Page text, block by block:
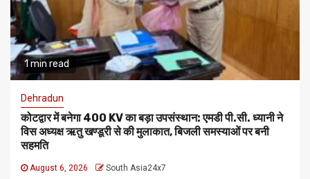
1 min read
Dehradun
कोटद्वार में बनेगा 400 KV का बड़ा उपसंस्थान: एमडी पी.सी. ध्यानी ने
विस अध्यक्ष ऋतु खण्डूरी से की मुलाकात, बिजली समस्याओं पर बनी
सहमति
August 6, 2026 South Asia24x7